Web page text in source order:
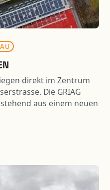
direkt im Zentrum
Die GRIAG
aus einem neuen
Fundation wurde in
und die Baugrube